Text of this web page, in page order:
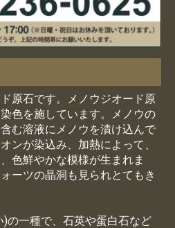
る カートへ進む
原石です。メノウジオード原
色を施しています。メノウの
む溶液にメノウを漬け込んで
ンが染込み、加熱によって、
色鮮やかな模様が生まれま
ーツの晶洞も見られとてもき
の一種で、石英や蛋白石など